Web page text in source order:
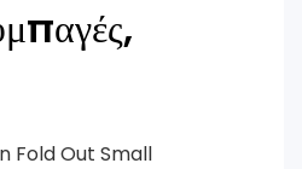
Fold Out Small